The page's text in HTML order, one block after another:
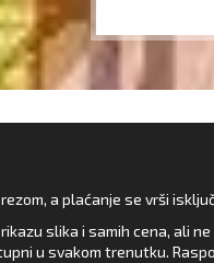
a plaćanje se vrši
slika i samih cena, ali
u svakom trenutku.